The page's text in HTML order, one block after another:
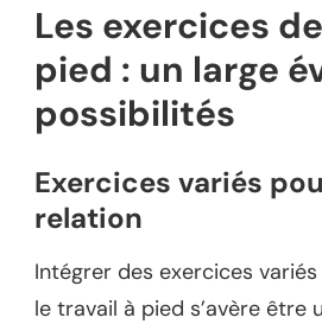
Les exercices
pied : un large
possibilités
Exercices variés
relation
Intégrer des exercices
le travail à pied s’avère être